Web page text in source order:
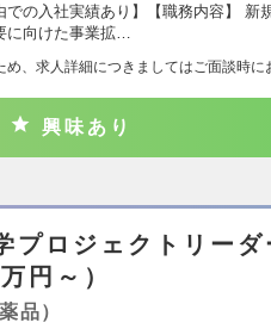
での入社実績あり】【職務内容】 新
に向けた事業拡…
め、求人詳細につきましてはご面談時に
興味あり
プロジェクトリー
円～）
品）